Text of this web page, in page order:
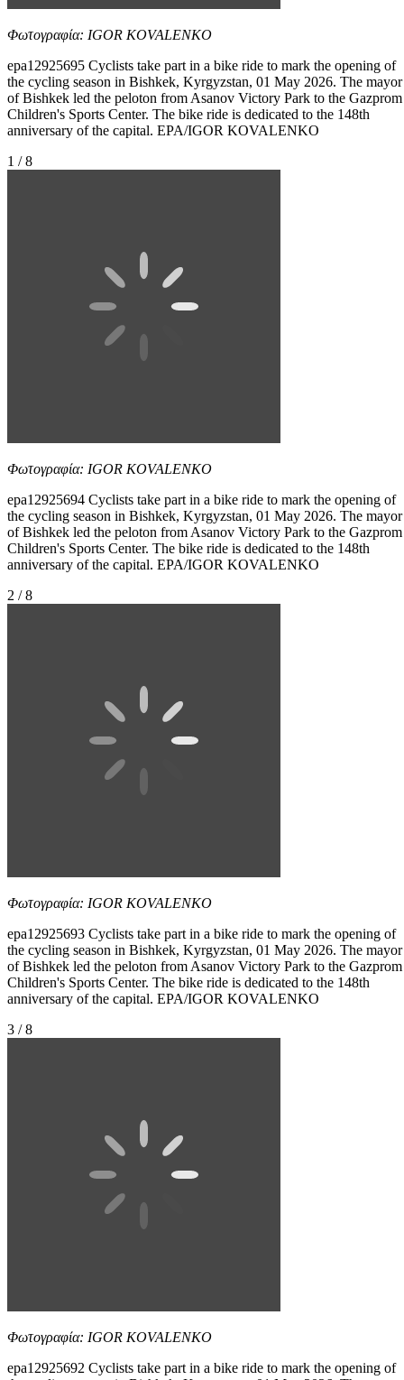
Φωτογραφία: IGOR KOVALENKO
epa12925695 Cyclists take part in a bike ride to mark the opening of
the cycling season in Bishkek, Kyrgyzstan, 01 May 2026. The mayor
of Bishkek led the peloton from Asanov Victory Park to the Gazprom
Children's Sports Center. The bike ride is dedicated to the 148th
anniversary of the capital. EPA/IGOR KOVALENKO
1 / 8
Φωτογραφία: IGOR KOVALENKO
epa12925694 Cyclists take part in a bike ride to mark the opening of
the cycling season in Bishkek, Kyrgyzstan, 01 May 2026. The mayor
of Bishkek led the peloton from Asanov Victory Park to the Gazprom
Children's Sports Center. The bike ride is dedicated to the 148th
anniversary of the capital. EPA/IGOR KOVALENKO
2 / 8
Φωτογραφία: IGOR KOVALENKO
epa12925693 Cyclists take part in a bike ride to mark the opening of
the cycling season in Bishkek, Kyrgyzstan, 01 May 2026. The mayor
of Bishkek led the peloton from Asanov Victory Park to the Gazprom
Children's Sports Center. The bike ride is dedicated to the 148th
anniversary of the capital. EPA/IGOR KOVALENKO
3 / 8
Φωτογραφία: IGOR KOVALENKO
epa12925692 Cyclists take part in a bike ride to mark the opening of